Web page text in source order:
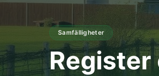
Samfälligheter
Register